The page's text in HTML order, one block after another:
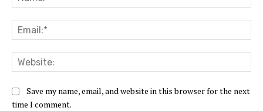
Save my name, email, and website in this browser for the next
time I comment.